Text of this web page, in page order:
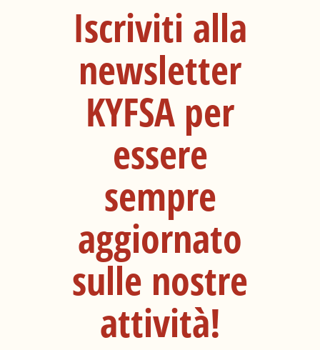
Iscriviti alla
newsletter
KYFSA per
essere
sempre
aggiornato
sulle nostre
attività!